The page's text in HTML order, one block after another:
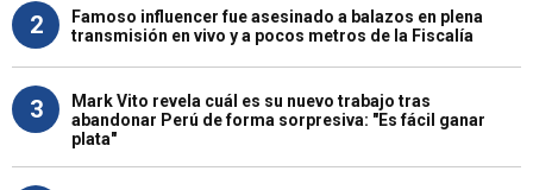
2
Famoso influencer fue asesinado a balazos en plena
transmisión en vivo y a pocos metros de la Fiscalía
3
Mark Vito revela cuál es su nuevo trabajo tras
abandonar Perú de forma sorpresiva: "Es fácil ganar
plata"